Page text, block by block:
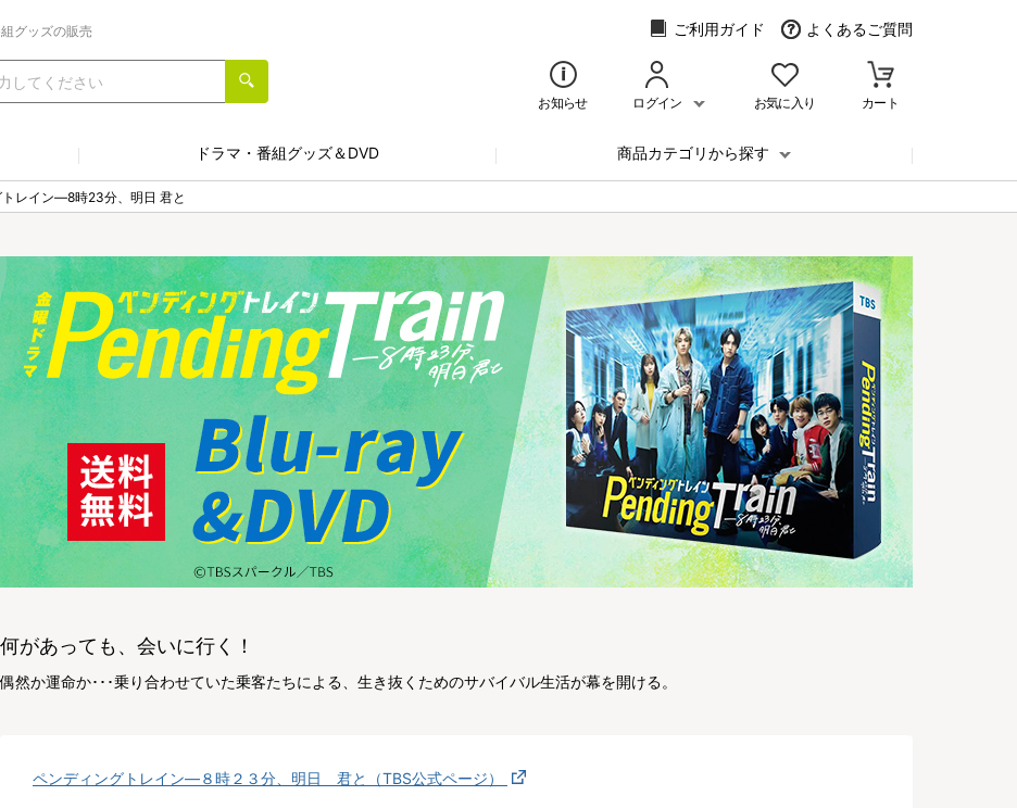
グッズの販売 ご利用ガイド よくあるご質問
お知らせ ログイン お気に入り カート
ドラマ・番組グッズ＆DVD 商品カテゴリから探す
レイン―8時23分、明日 君と
何があっても、会いに行く！
偶然か運命か･･･乗り合わせていた乗客たちによる、生き抜くためのサバイバル生活が幕を開ける。
ペンディングトレイン―８時２３分、明日 君と（TBS公式ページ）